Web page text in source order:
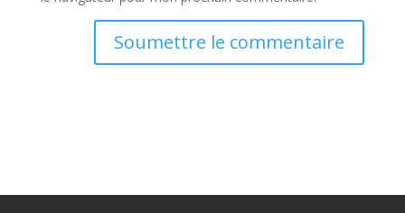
Soumettre le commentaire